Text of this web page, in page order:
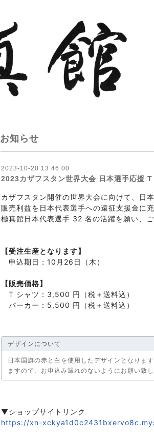
お知らせ
2023-10-20 13:46:00
2023カザフスタン世界大会 日本選手応援
カザフスタン開催の世界大会に向けて、日
販売利益を日本代表選手への遠征支援金に
極真館日本代表選手 32 名の活躍を願い、
【受注生産となります】
申込期日：10月26日（木）
【販売価格】
T シャツ：3,500 円（税＋送料込）
パーカー：5,500 円（税＋送料込）
デザインについて
日本国旗の赤と白を使用したデザインとなりま
ますので、お申込み漏れのないようにお願い致し
https://xn-